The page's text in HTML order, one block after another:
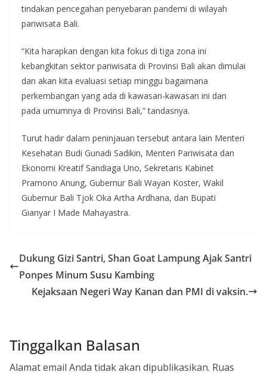
tindakan pencegahan penyebaran pandemi di wilayah
pariwisata Bali.
“Kita harapkan dengan kita fokus di tiga zona ini
kebangkitan sektor pariwisata di Provinsi Bali akan dimulai
dan akan kita evaluasi setiap minggu bagaimana
perkembangan yang ada di kawasan-kawasan ini dan
pada umumnya di Provinsi Bali,” tandasnya.
Turut hadir dalam peninjauan tersebut antara lain Menteri
Kesehatan Budi Gunadi Sadikin, Menteri Pariwisata dan
Ekonomi Kreatif Sandiaga Uno, Sekretaris Kabinet
Pramono Anung, Gubernur Bali Wayan Koster, Wakil
Gubernur Bali Tjok Oka Artha Ardhana, dan Bupati
Gianyar I Made Mahayastra.
Dukung Gizi Santri, Shan Goat Lampung Ajak Santri
Ponpes Minum Susu Kambing
Kejaksaan Negeri Way Kanan dan PMI di vaksin.
Tinggalkan Balasan
Alamat email Anda tidak akan dipublikasikan. Ruas